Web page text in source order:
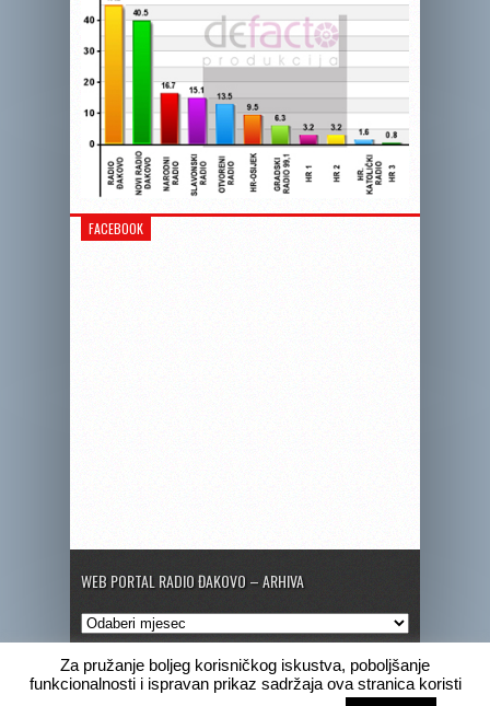
FACEBOOK
WEB PORTAL RADIO ĐAKOVO – ARHIVA
Web
portal
Radio
Đakovo
Copyright © 2020 Radio Đakovo
Za pružanje boljeg korisničkog iskustva, poboljšanje
funkcionalnosti i ispravan prikaz sadržaja ova stranica koristi